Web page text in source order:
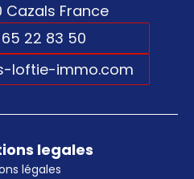
Cazals France
22 83 50
loftie-immo.com
legales
légales